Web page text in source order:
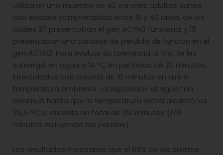
utilizaron una muestra de 42 varones adultos sanos
con edades comprendidas entre 18 y 40 años, de los
cuales 27 presentaban el gen ACTN3 funcional y 15
presentaban una variante de pérdida de función en el
gen ACTN3. Para evaluar su tolerancia al frio, se les
sumergió en agua a 14 °C en períodos de 20 minutos,
intercalados con pausas de 10 minutos en aire a
temperatura ambiente. La exposición al agua fría
continuó hasta que la temperatura rectal alcanzó los
35,5 °C, o durante un total de 120 minutos (170
minutos incluyendo las pausas).
Los resultados mostraron que el 69% de los sujetos